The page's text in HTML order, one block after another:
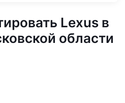
Lexus в
области